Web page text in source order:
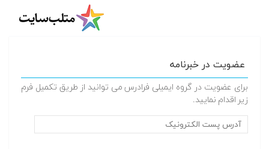
عضویت در خبرنامه
برای عضویت در گروه ایمیلی فرادرس می توانید از طریق تکمیل فرم
زیر اقدام نمایید.